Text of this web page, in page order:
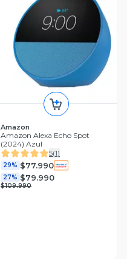
Amazon
Amazon Alexa Echo Spot
(2024) Azul
5(1)
29% $77.990
27% $79.990
$109.990